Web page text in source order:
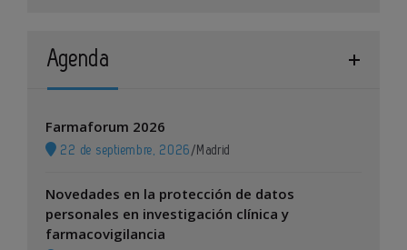
Agenda
Farmaforum 2026
22 de septiembre, 2026 / Madrid
Novedades en la protección de datos
personales en investigación clínica y
farmacovigilancia